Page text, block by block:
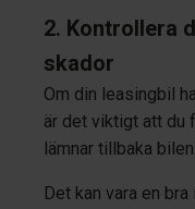
2. Kontrollera
skador
Om din leasingbil
är det viktigt att du
lämnar tillbaka bilen.
Det kan vara en bra